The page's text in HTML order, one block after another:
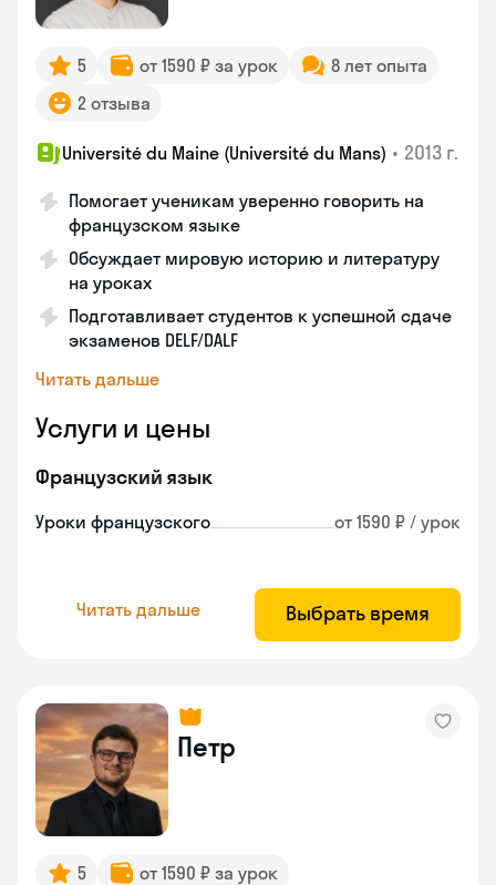
5 от 1590 ₽ за урок
8 лет опыта
2 отзыва
Université du Maine (Université du Mans) • 2013 г.
Помогает ученикам уверенно говорить на
французском языке
Обсуждает мировую историю и литературу
на уроках
Подготавливает студентов к успешной сдаче
экзаменов DELF/DALF
Читать дальше
Услуги и цены
Французский язык
Уроки французского от 1590 ₽ / урок
Читать дальше Выбрать время
Петр
5
от 1590 ₽ за урок